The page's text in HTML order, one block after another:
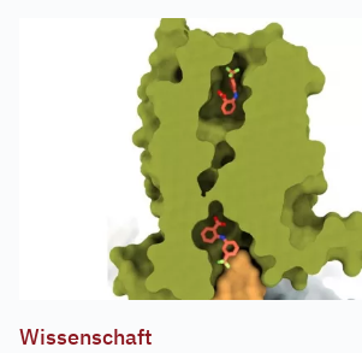
Wissenschaft